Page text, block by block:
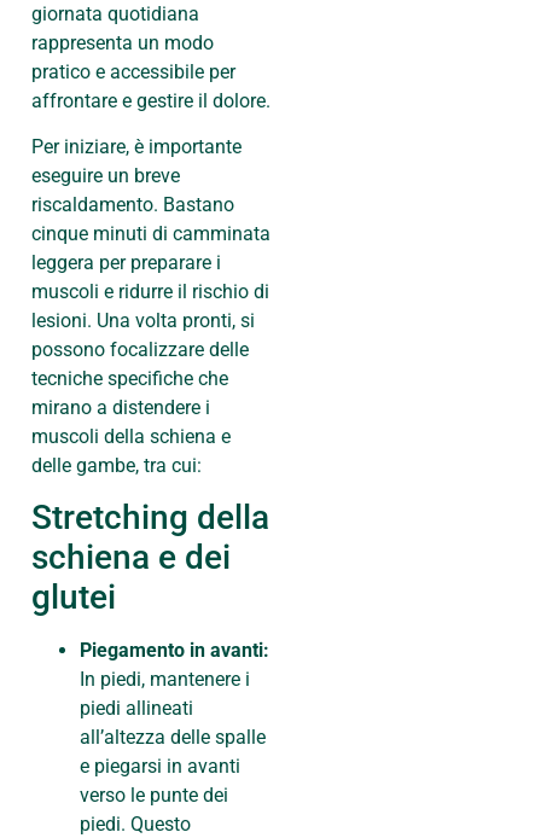
giornata quotidiana
rappresenta un modo
pratico e accessibile per
affrontare e gestire il dolore.
Per iniziare, è importante
eseguire un breve
riscaldamento. Bastano
cinque minuti di camminata
leggera per preparare i
muscoli e ridurre il rischio di
lesioni. Una volta pronti, si
possono focalizzare delle
tecniche specifiche che
mirano a distendere i
muscoli della schiena e
delle gambe, tra cui:
Stretching della
schiena e dei
glutei
Piegamento in avanti:
In piedi, mantenere i
piedi allineati
all’altezza delle spalle
e piegarsi in avanti
verso le punte dei
piedi. Questo